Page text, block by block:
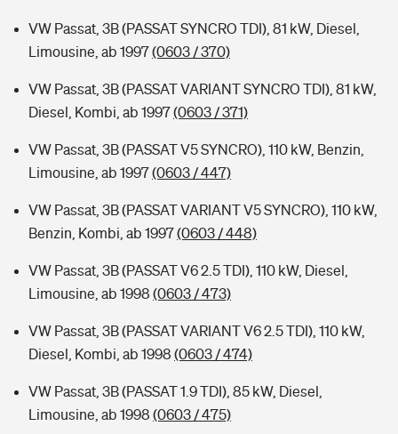
VW Passat, 3B (PASSAT SYNCRO TDI), 81 kW, Diesel,
Limousine, ab 1997(0603 / 370)
VW Passat, 3B (PASSAT VARIANT SYNCRO TDI), 81 kW,
Diesel, Kombi, ab 1997(0603 / 371)
VW Passat, 3B (PASSAT V5 SYNCRO), 110 kW, Benzin,
Limousine, ab 1997(0603 / 447)
VW Passat, 3B (PASSAT VARIANT V5 SYNCRO), 110 kW,
Benzin, Kombi, ab 1997(0603 / 448)
VW Passat, 3B (PASSAT V6 2.5 TDI), 110 kW, Diesel,
Limousine, ab 1998 (0603 / 473)
VW Passat, 3B (PASSAT VARIANT V6 2.5 TDI), 110 kW,
Diesel, Kombi, ab 1998 (0603 / 474)
VW Passat, 3B (PASSAT 1.9 TDI), 85 kW, Diesel,
Limousine, ab 1998 (0603 / 475)